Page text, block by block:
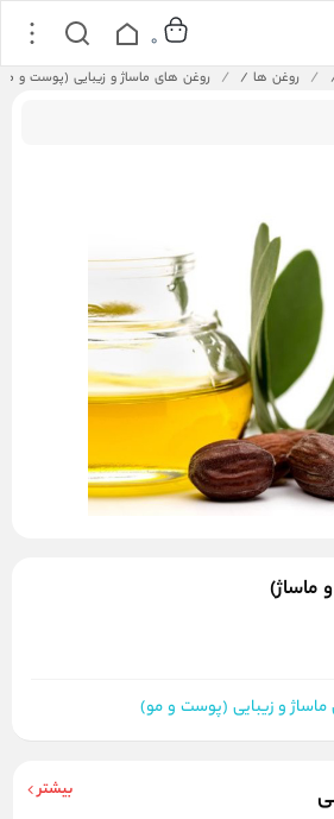
روغن ها / روغن های ماساژ و زیبایی (پوست و
0
ماساژ)
و زیبایی (پوست و مو)
بیشتر